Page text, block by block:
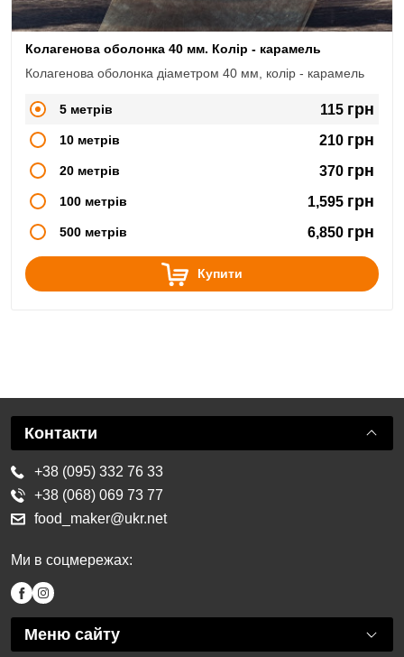
Колагенова оболонка 40 мм. Колір - карамель
Колагенова оболонка діаметром 40 мм, колір - карамель
5 метрів 115 грн
10 метрів 210 грн
20 метрів 370 грн
100 метрів 1,595 грн
500 метрів 6,850 грн
Купити
Меню сайту
Контакти
+38 (095) 332 76 33
+38 (068) 069 73 77
food_maker@ukr.net
Ми в соцмережах: